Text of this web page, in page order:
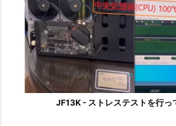
JF13K - ストレステストを行っ